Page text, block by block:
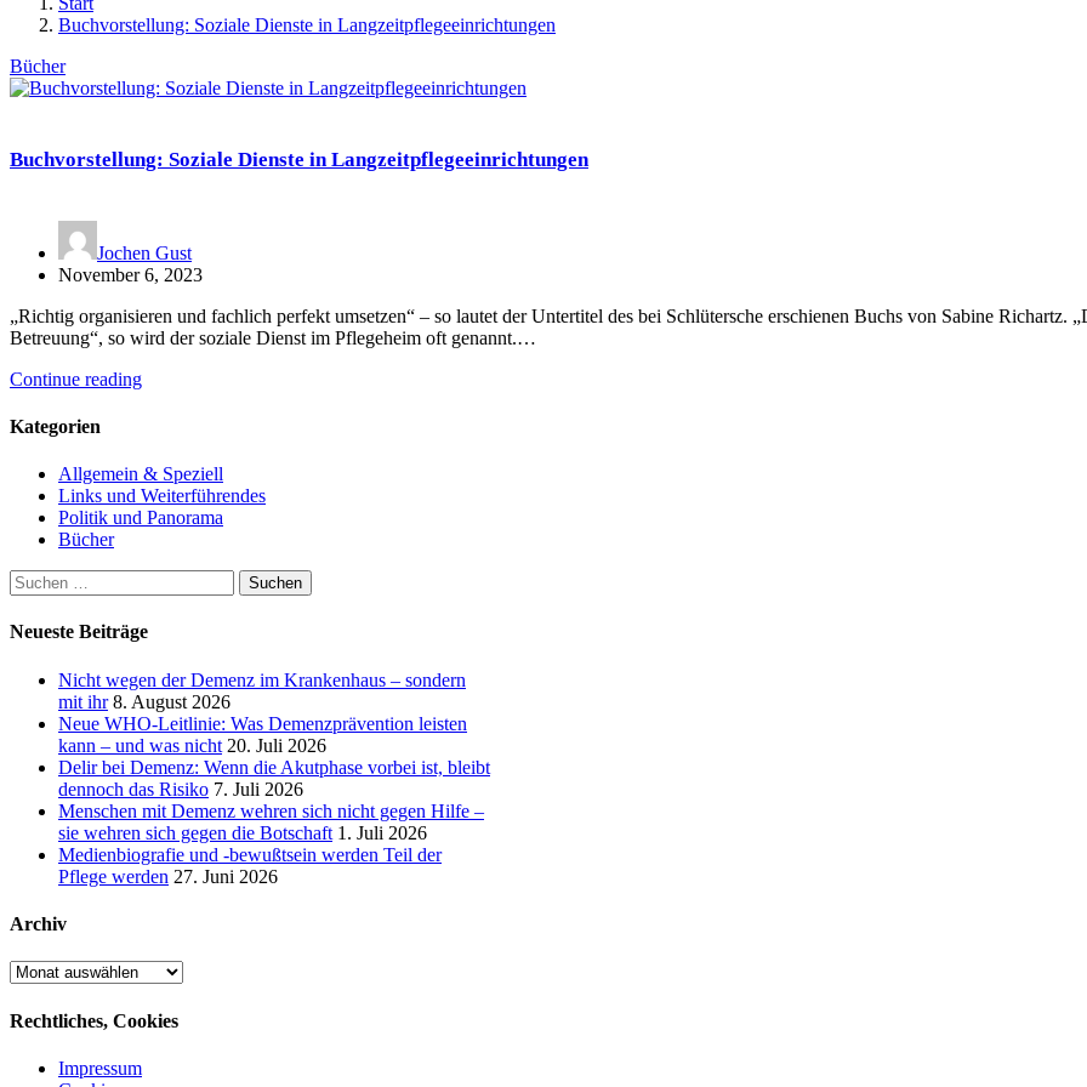
Buchvorstellung: Soziale Dienste in Langzeitpflegeeinrichtungen
Bücher
Buchvorstellung: Soziale Dienste in Langzeitpflegeeinrichtungen
Jochen Gust
November 6, 2023
„Richtig organisieren und fachlich perfekt umsetzen“ – so lautet der Untertitel des bei Schlütersche erschienen Buchs von Sabine Richartz.
Betreuung“, so wird der soziale Dienst im Pflegeheim oft genannt.…
Continue reading
Kategorien
Allgemein & Speziell
Links und Weiterführendes
Politik und Panorama
Bücher
Suchen
nach:
Neueste Beiträge
Nicht wegen der Demenz im Krankenhaus – sondern
mit ihr 8. August 2026
Neue WHO-Leitlinie: Was Demenzprävention leisten
kann – und was nicht 20. Juli 2026
Delir bei Demenz: Wenn die Akutphase vorbei ist, bleibt
dennoch das Risiko 7. Juli 2026
Menschen mit Demenz wehren sich nicht gegen Hilfe –
sie wehren sich gegen die Botschaft 1. Juli 2026
Medienbiografie und -bewußtsein werden Teil der
Pflege werden 27. Juni 2026
Archiv
Archiv
Rechtliches, Cookies
Impressum